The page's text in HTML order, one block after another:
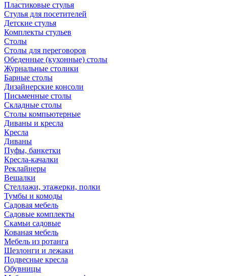
Пластиковые стулья
Стулья для посетителей
Детские стулья
Комплекты стульев
Столы
Столы для переговоров
Обеденные (кухонные) столы
Журнальные столики
Барные столы
Дизайнерские консоли
Письменные столы
Складные столы
Столы компьютерные
Диваны и кресла
Кресла
Диваны
Пуфы, банкетки
Кресла-качалки
Реклайнеры
Вешалки
Стеллажи, этажерки, полки
Тумбы и комоды
Садовая мебель
Садовые комплекты
Скамьи садовые
Кованая мебель
Мебель из ротанга
Шезлонги и лежаки
Подвесные кресла
Обувницы